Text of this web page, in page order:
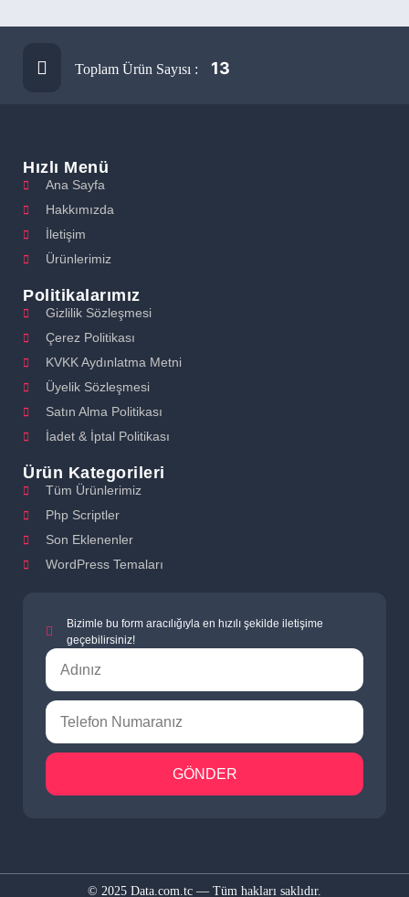
Toplam Ürün Sayısı : 13
Hızlı Menü
Ana Sayfa
Hakkımızda
İletişim
Ürünlerimiz
Politikalarımız
Gizlilik Sözleşmesi
Çerez Politikası
KVKK Aydınlatma Metni
Üyelik Sözleşmesi
Satın Alma Politikası
İadet & İptal Politikası
Ürün Kategorileri
Tüm Ürünlerimiz
Php Scriptler
Son Eklenenler
WordPress Temaları
Bizimle bu form aracılığıyla en hızılı şekilde iletişime
geçebilirsiniz!
GÖNDER
© 2025 Data.com.tc — Tüm hakları saklıdır.